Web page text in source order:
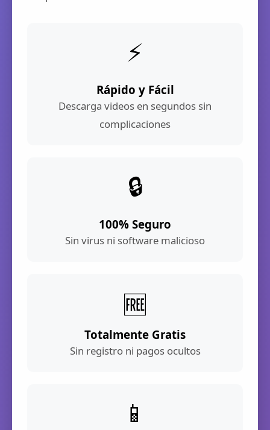
⚡
Rápido y Fácil
Descarga videos en segundos sin
complicaciones
🔒
100% Seguro
Sin virus ni software malicioso
🆓
Totalmente Gratis
Sin registro ni pagos ocultos
📱